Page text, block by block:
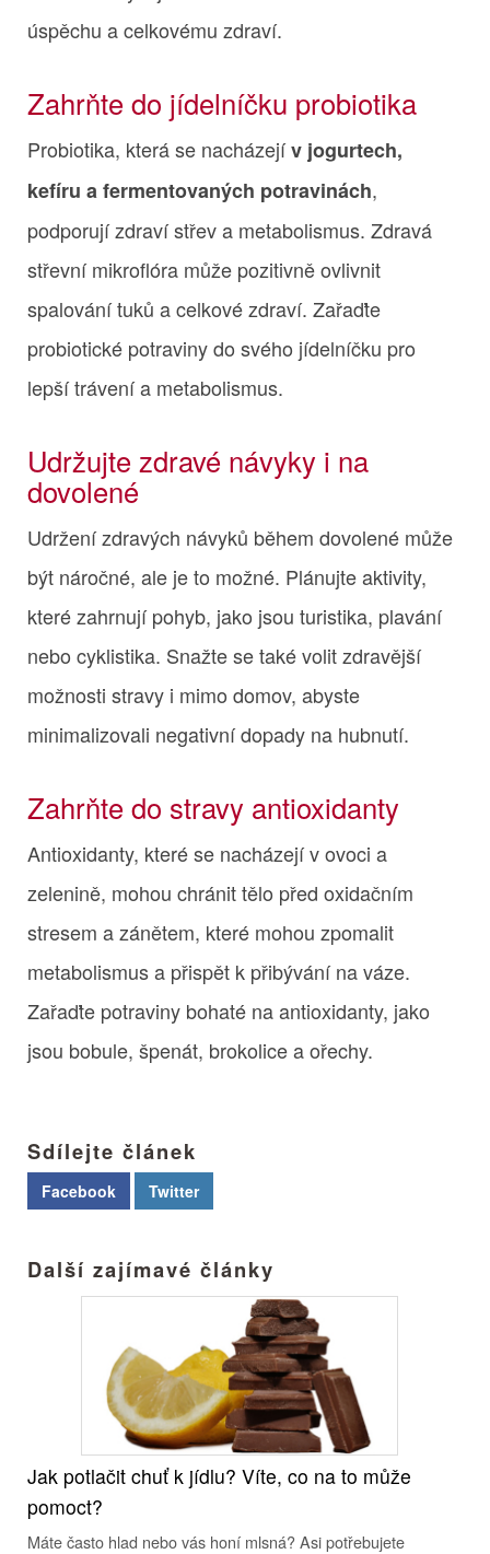
úspěchu a celkovému zdraví.
Zahrňte do jídelníčku probiotika
Probiotika, která se nacházejív jogurtech,
kefíru a fermentovaných potravinách,
podporují zdraví střev a metabolismus. Zdravá
střevní mikroflóra může pozitivně ovlivnit
spalování tuků a celkové zdraví. Zařaďte
probiotické potraviny do svého jídelníčku pro
lepší trávení a metabolismus.
Udržujte zdravé návyky i na
dovolené
Udržení zdravých návyků během dovolené může
být náročné, ale je to možné. Plánujte aktivity,
které zahrnují pohyb, jako jsou turistika, plavání
nebo cyklistika. Snažte se také volit zdravější
možnosti stravy i mimo domov, abyste
minimalizovali negativní dopady na hubnutí.
Zahrňte do stravy antioxidanty
Antioxidanty, které se nacházejí v ovoci a
zelenině, mohou chránit tělo před oxidačním
stresem a zánětem, které mohou zpomalit
metabolismus a přispět k přibývání na váze.
Zařaďte potraviny bohaté na antioxidanty, jako
jsou bobule, špenát, brokolice a ořechy.
Sdílejte článek
Facebook Twitter
Další zajímavé články
Jak potlačit chuť k jídlu? Víte, co na to může
pomoct?
Máte často hlad nebo vás honí mlsná? Asi potřebujete